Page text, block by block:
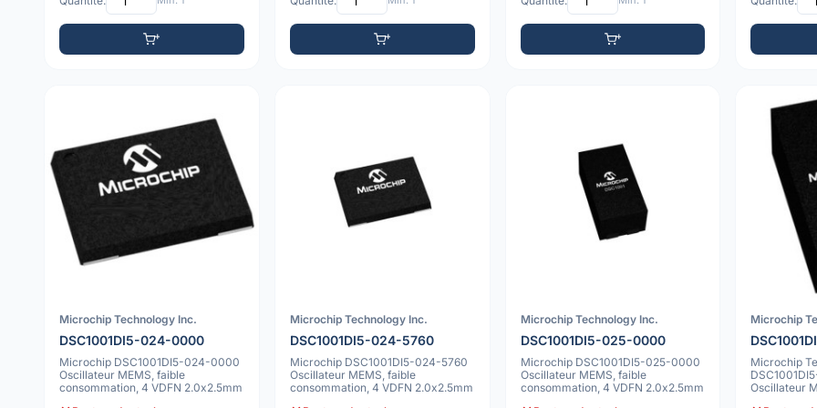
Microchip Technology Inc.
DSC1001DI5-024-0000
Microchip DSC1001DI5-024-0000
Oscillateur MEMS, faible
consommation, 4 VDFN 2.0x2.5mm
Microchip Technology Inc.
DSC1001DI5-024-5760
Microchip DSC1001DI5-024-5760
Oscillateur MEMS, faible
consommation, 4 VDFN 2.0x2.5mm
Microchip Technology Inc.
DSC1001DI5-025-0000
Microchip DSC1001DI5-025-0000
Oscillateur MEMS, faible
consommation, 4 VDFN 2.0x2.5mm
Microchip
Microchip
Oscillateur